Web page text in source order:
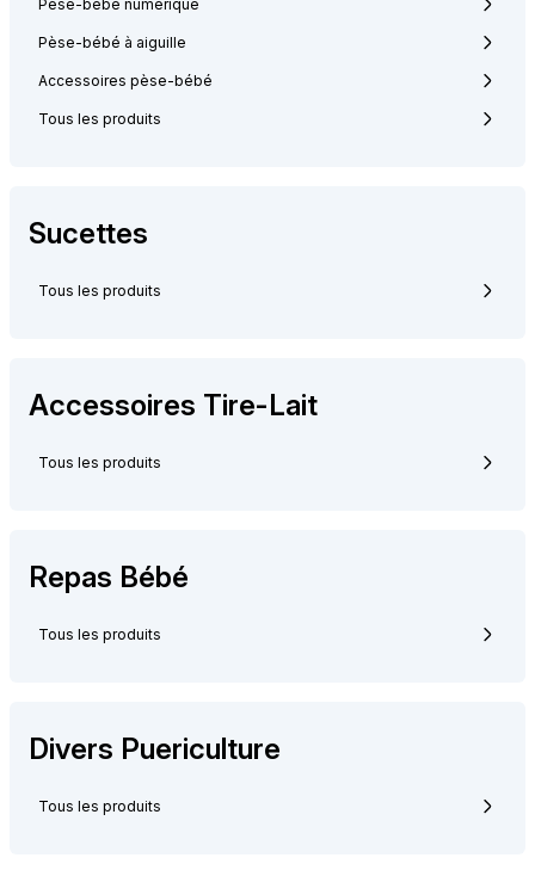
Pèse-bébé numérique
Pèse-bébé à aiguille
Accessoires pèse-bébé
Tous les produits
Sucettes
Tous les produits
Accessoires Tire-Lait
Tous les produits
Repas Bébé
Tous les produits
Divers Puericulture
Tous les produits